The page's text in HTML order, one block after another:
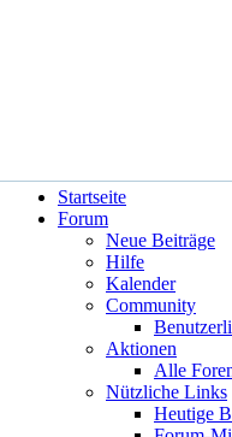
Startseite
Forum
Neue Beiträge
Hilfe
Kalender
Community
Aktionen
Alle
Nützliche Links
Heutige